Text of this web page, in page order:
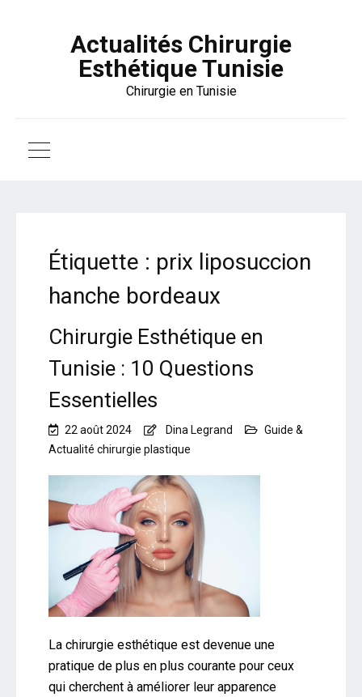
Actualités Chirurgie
Esthétique Tunisie
Chirurgie en Tunisie
Étiquette : prix liposuccion
hanche bordeaux
Chirurgie Esthétique en
Tunisie : 10 Questions
Essentielles
22 août 2024 Dina Legrand
Guide &
Actualité chirurgie plastique
La chirurgie esthétique est devenue une
pratique de plus en plus courante pour ceux
qui cherchent à améliorer leur apparence